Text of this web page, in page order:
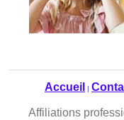
Accueil |
Affiliations